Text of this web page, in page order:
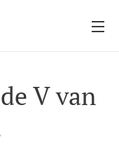
V van